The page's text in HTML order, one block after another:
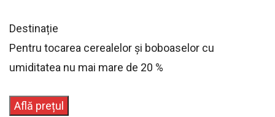
Destinație
Pentru tocarea cerealelor și boboaselor cu
umiditatea nu mai mare de 20 %
Află prețul